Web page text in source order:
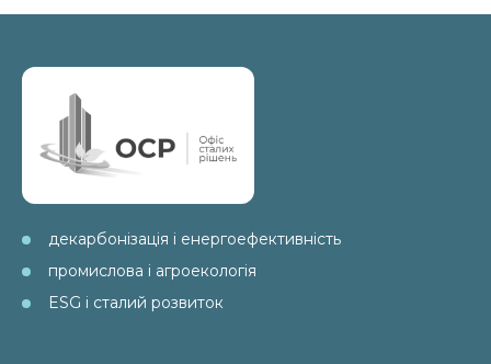
декарбонізація і енергоефективність
промислова і агроекологія
ESG і сталий розвиток